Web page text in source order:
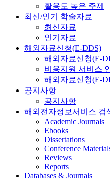
활용도 높은 주제
최신/인기 학술자료
최신자료
인기자료
해외자료신청(E-DDS)
해외자료신청(E-
비용지원 서비스
해외자료신청(E-
공지사항
공지사항
해외전자정보서비스 검
Academic Journals
Ebooks
Dissertations
Conference
Reviews
Reports
Databases & Journals